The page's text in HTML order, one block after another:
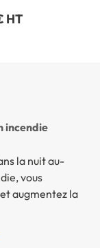
HT
incendie
la nuit au-
vous
augmentez la